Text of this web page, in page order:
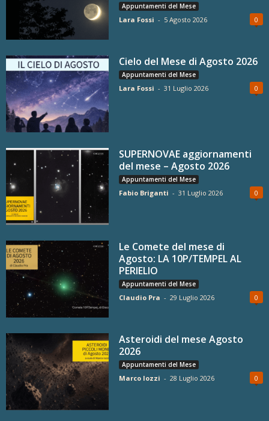
Appuntamenti del Mese
Lara Fossi - 5 Agosto 2026 0
Cielo del Mese di Agosto 2026
Appuntamenti del Mese
Lara Fossi - 31 Luglio 2026 0
SUPERNOVAE aggiornamenti
del mese – Agosto 2026
Appuntamenti del Mese
Fabio Briganti - 31 Luglio 2026 0
Le Comete del mese di
Agosto: LA 10P/TEMPEL AL
PERIELIO
Appuntamenti del Mese
Claudio Pra - 29 Luglio 2026 0
Asteroidi del mese Agosto
2026
Appuntamenti del Mese
Marco Iozzi - 28 Luglio 2026 0